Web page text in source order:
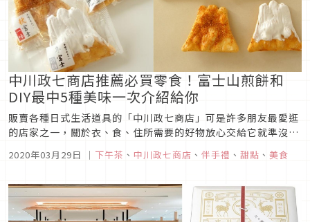
中川政七商店推薦必買零食！富士山煎餅和
DIY最中5種美味一次介紹給你
販賣各種日式生活道具的「中川政七商店」可是許多朋友最愛逛
的店家之一，關於衣、食、住所需要的好物放心交給它就準沒
錯，來這裡挑選自用或是送禮的名產就連日本人都會點頭稱讚，
那麼這回就挑選了5種頗有人氣的零食介紹給大家，在休息片刻
商品來陪伴你延續那份當...
2020年03月29日 ｜ 下午茶 、 中川政七商店 、 伴手禮 、 甜點 、 美食